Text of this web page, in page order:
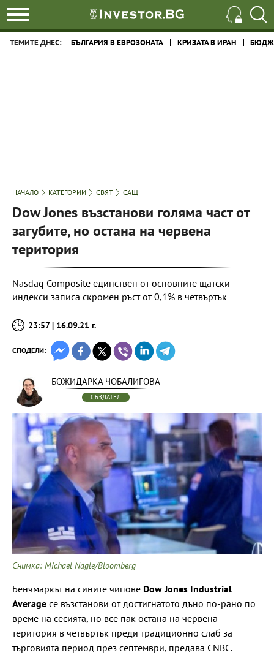
ТЕМИТЕ ДНЕС: БЪЛГАРИЯ В ЕВРОЗОНАТА КРИЗАТА В ИРАН
НАЧАЛО КАТЕГОРИИ СВЯТ САЩ
Dow Jones възстанови голяма част от
загубите, но остана на червена
територия
Nasdaq Composite единствен от основните щатски
индекси записа скромен ръст от 0,1% в четвъртък
23:57 | 16.09.21 г.
СПОДЕЛИ:
БОЖИДАРКА ЧОБАЛИГОВА
СЪЗДАТЕЛ
Снимка: Michael Nagle/Bloomberg
Бенчмаркът на сините чипове Dow Jones Industrial
Average се възстанови от достигнатото дъно по-рано по
време на сесията, но все пак остана на червена
територия в четвъртък преди традиционно слаб за
търговията период през септември, предава CNBC.